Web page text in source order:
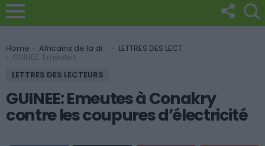
You are here:
Home Africains de la diaspora LETTRES DES LECTEURS
GUINEE: Emeutes à Conakry contre les coupures d’électricité
LETTRES DES LECTEURS
GUINEE: Emeutes à Conakry
contre les coupures d’électricité